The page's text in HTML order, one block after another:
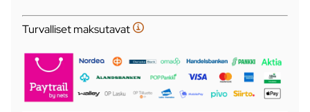
Turvalliset maksutavat